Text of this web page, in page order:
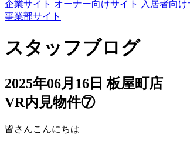
企業サイト オーナー向けサイト 入居者向け
事業部サイト
スタッフブログ
2025年06月16日板屋町店
VR内見物件⑦
皆さんこんにちは